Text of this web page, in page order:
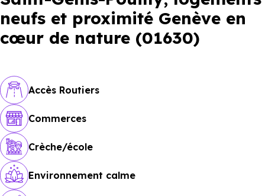
neufs et proximité Genève en
cœur de nature (01630)
Accès Routiers
Commerces
Crèche/école
Environnement calme